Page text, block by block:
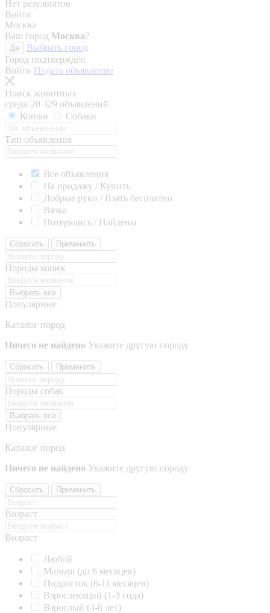
Нет результатов
Войти
Москва
Ваш город Москва?
Да
Выбрать город
Город подтверждён
Войти Подать объявление
Поиск животных
среди 20 329 объявлений
Кошки
Собаки
Тип объявления
Все объявления
На продажу / Купить
Добрые руки / Взять бесплатно
Вязка
Потерялись / Найдены
Сбросить Применить
Породы кошек
Выбрать все
Популярные
Каталог пород
Ничего не найдено Укажите другую породу
Сбросить Применить
Породы собак
Выбрать все
Популярные
Каталог пород
Ничего не найдено Укажите другую породу
Сбросить Применить
Возраст
Возраст
Любой
Малыш (до 6 месяцев)
Подросток (6-11 месяцев)
Взрослеющий (1-3 года)
Взрослый (4-6 лет)